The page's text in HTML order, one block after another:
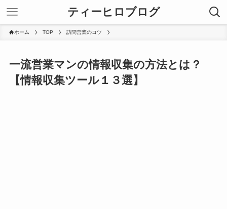
ティーヒロブログ
ホーム TOP 訪問営業のコツ
一流営業マンの情報収集の方法とは？
【情報収集ツール１３選】